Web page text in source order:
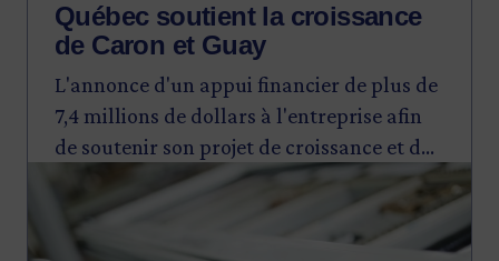
Québec soutient la croissance
de Caron et Guay
L'annonce d'un appui financier de plus de
7,4 millions de dollars à l'entreprise afin
de soutenir son projet de croissance et de
renforcer sa capacité de production.